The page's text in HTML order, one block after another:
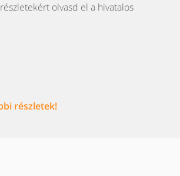
olvasd el a hivatalos
részletek!